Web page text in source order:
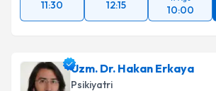
11:30 12:15 10:00
Uzm. Dr. Hakan Erkaya
Psikiyatri